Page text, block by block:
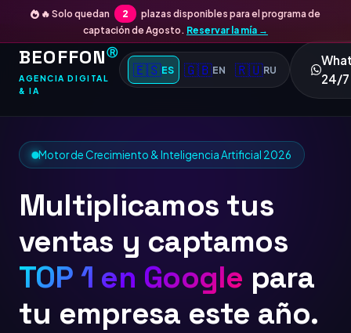
🔥 Solo quedan 2
plazas disponibles para el programa de
captación de Agosto. Reservar la mía →
BEOFFONⓇ
AGENCIA DIGITAL
& IA
🇪🇸ES 🇬🇧EN 🇷🇺RU
24/7
Motor de Crecimiento & Inteligencia Artificial 2026
Multiplicamos tus
ventas y captamos
TOP 1 en Google para
tu empresa este año.